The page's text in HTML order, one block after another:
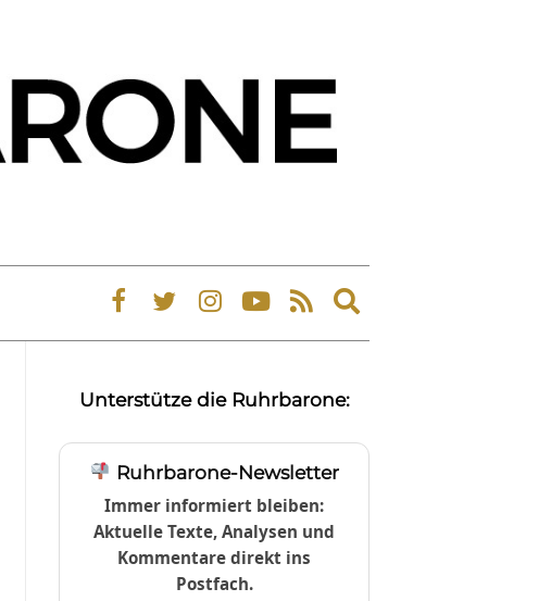
Expand
search
Unterstütze die Ruhrbarone:
Ruhrbarone-Newsletter
Immer informiert bleiben:
Aktuelle Texte, Analysen und
Kommentare direkt ins
Postfach.